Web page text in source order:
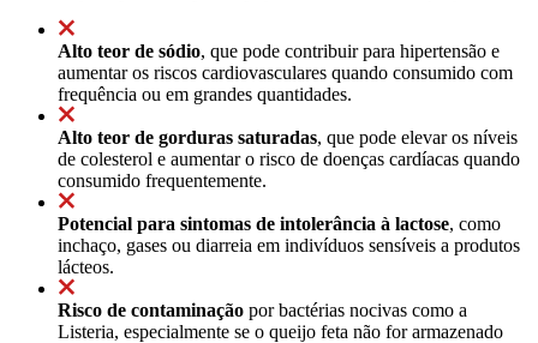
Alto teor de sódio, que pode contribuir para hipertensão e
aumentar os riscos cardiovasculares quando consumido com
frequência ou em grandes quantidades.
Alto teor de gorduras saturadas, que pode elevar os níveis
de colesterol e aumentar o risco de doenças cardíacas quando
consumido frequentemente.
Potencial para sintomas de intolerância à lactose, como
inchaço, gases ou diarreia em indivíduos sensíveis a produtos
lácteos.
Risco de contaminação por bactérias nocivas como a
Listeria, especialmente se o queijo feta não for armazenado